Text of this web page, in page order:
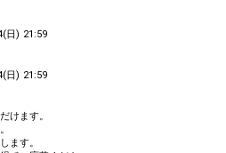
日) 21:59
日) 21:59
けます。
ます。